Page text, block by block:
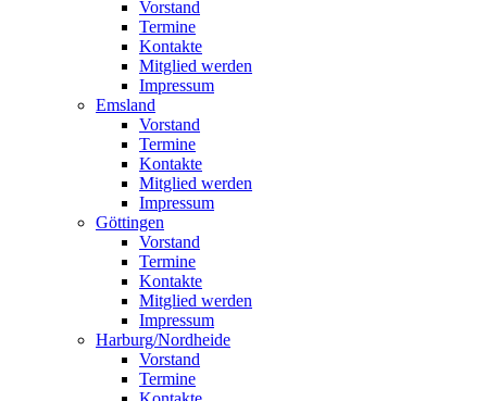
Vorstand
Termine
Kontakte
Mitglied werden
Impressum
Emsland
Vorstand
Termine
Kontakte
Mitglied werden
Impressum
Göttingen
Vorstand
Termine
Kontakte
Mitglied werden
Impressum
Harburg/Nordheide
Vorstand
Termine